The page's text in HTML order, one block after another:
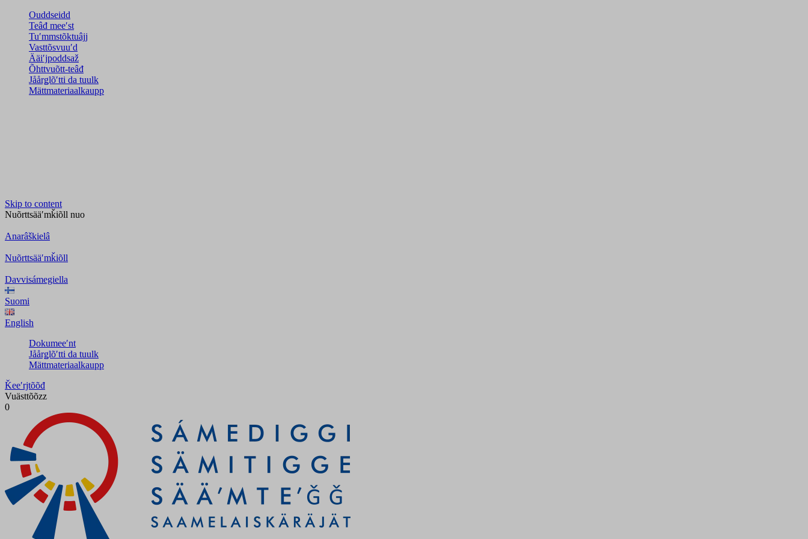
Ouddseidd
Teâđ meeʹst
Tuʹmmstõktuâjj
Vasttõsvuuʹd
Ääiʹjpoddsaž
Õhttvuõtt-teâđ
Jåårǥlõʹtti da tuulk
Mättmateriaalkaupp
Skip to content
Nuõrttsääʹmǩiõll nuo
Anarâškielâ
Nuõrttsääʹmǩiõll
Davvisámegiella
Suomi
English
Dokumeeʹnt
Jåårǥlõʹtti da tuulk
Mättmateriaalkaupp
Ǩeeʹrjtõõđ
Vuästtõõzz
0